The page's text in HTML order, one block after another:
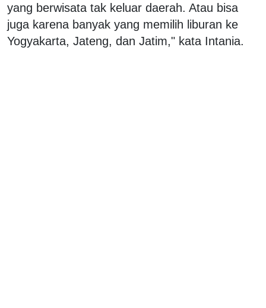
yang berwisata tak keluar daerah. Atau bisa
juga karena banyak yang memilih liburan ke
Yogyakarta, Jateng, dan Jatim," kata Intania.